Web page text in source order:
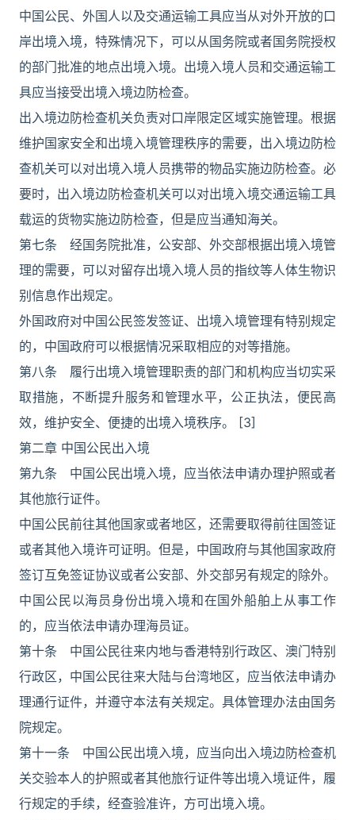
中国公民、外国人以及交通运输工具应当从对外开放的口
岸出境入境，特殊情况下，可以从国务院或者国务院授权
的部门批准的地点出境入境。出境入境人员和交通运输工
具应当接受出境入境边防检查。
出入境边防检查机关负责对口岸限定区域实施管理。根据
维护国家安全和出境入境管理秩序的需要，出入境边防检
查机关可以对出境入境人员携带的物品实施边防检查。必
要时，出入境边防检查机关可以对出境入境交通运输工具
载运的货物实施边防检查，但是应当通知海关。
第七条 经国务院批准，公安部、外交部根据出境入境管
理的需要，可以对留存出境入境人员的指纹等人体生物识
别信息作出规定。
外国政府对中国公民签发签证、出境入境管理有特别规定
的，中国政府可以根据情况采取相应的对等措施。
第八条 履行出境入境管理职责的部门和机构应当切实采
取措施，不断提升服务和管理水平，公正执法，便民高
效，维护安全、便捷的出境入境秩序。 [3]
第二章 中国公民出入境
第九条 中国公民出境入境，应当依法申请办理护照或者
其他旅行证件。
中国公民前往其他国家或者地区，还需要取得前往国签证
或者其他入境许可证明。但是，中国政府与其他国家政府
签订互免签证协议或者公安部、外交部另有规定的除外。
中国公民以海员身份出境入境和在国外船舶上从事工作
的，应当依法申请办理海员证。
第十条 中国公民往来内地与香港特别行政区、澳门特别
行政区，中国公民往来大陆与台湾地区，应当依法申请办
理通行证件，并遵守本法有关规定。具体管理办法由国务
院规定。
第十一条 中国公民出境入境，应当向出入境边防检查机
关交验本人的护照或者其他旅行证件等出境入境证件，履
行规定的手续，经查验准许，方可出境入境。